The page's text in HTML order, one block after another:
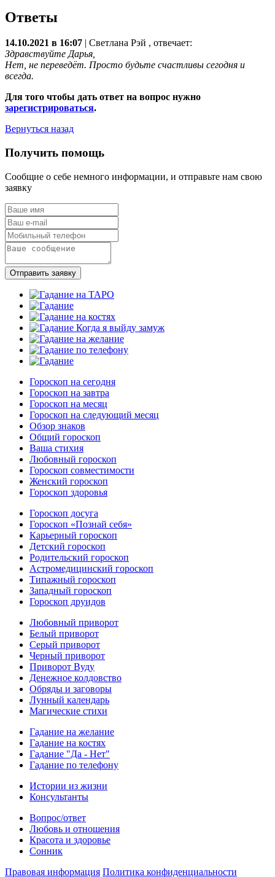
Ответы
14.10.2021 в 16:07 Светлана Рэй , отвечает:
Здравствуйте Дарья,
Нет, не переведёт. Просто будьте счастливы сегодня и
всегда.
Для того чтобы дать ответ на вопрос нужно
зарегистрироваться.
Вернуться назад
Получить помощь
Сообщие о себе немного информации, и отправьте нам свою
заявку
Отправить заявку
Гороскоп на сегодня
Гороскоп на завтра
Гороскоп на месяц
Гороскоп на следующий месяц
Обзор знаков
Общий гороскоп
Ваша стихия
Любовный гороскоп
Гороскоп совместимости
Женский гороскоп
Гороскоп здоровья
Гороскоп досуга
Гороскоп «Познай себя»
Карьерный гороскоп
Детский гороскоп
Родительский гороскоп
Астромедицинский гороскоп
Типажный гороскоп
Западный гороскоп
Гороскоп друидов
Любовный приворот
Белый приворот
Серый приворот
Черный приворот
Приворот Вуду
Денежное колдовство
Обряды и заговоры
Лунный календарь
Магические стихи
Гадание на желание
Гадание на костях
Гадание "Да - Нет"
Гадание по телефону
Истории из жизни
Консультанты
Вопрос/ответ
Любовь и отношения
Красота и здоровье
Сонник
Правовая информация Политика конфиденциальности